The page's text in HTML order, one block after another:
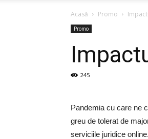
Acasă Promo
Promo
245
Pandemia cu care ne
greu de tolerat de
serviciile juridice